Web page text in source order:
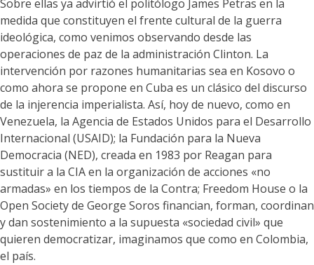
Sobre ellas ya advirtió el politólogo James Petras en la
medida que constituyen el frente cultural de la guerra
ideológica, como venimos observando desde las
operaciones de paz de la administración Clinton. La
intervención por razones humanitarias sea en Kosovo o
como ahora se propone en Cuba es un clásico del discurso
de la injerencia imperialista. Así, hoy de nuevo, como en
Venezuela, la Agencia de Estados Unidos para el Desarrollo
Internacional (USAID); la Fundación para la Nueva
Democracia (NED), creada en 1983 por Reagan para
sustituir a la CIA en la organización de acciones «no
armadas» en los tiempos de la Contra; Freedom House o la
Open Society de George Soros financian, forman, coordinan
y dan sostenimiento a la supuesta «sociedad civil» que
quieren democratizar, imaginamos que como en Colombia,
el país.